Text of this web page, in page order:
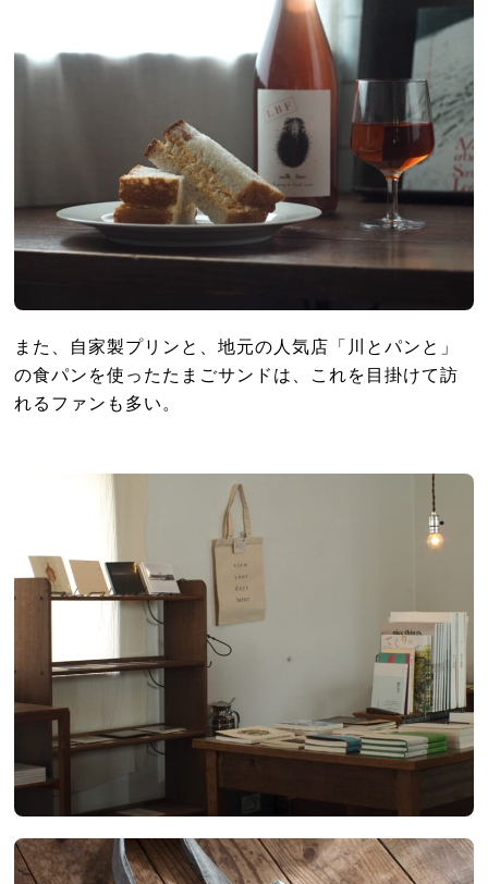
また、自家製プリンと、地元の人気店「川とパンと」
の食パンを使ったたまごサンドは、これを目掛けて訪
れるファンも多い。